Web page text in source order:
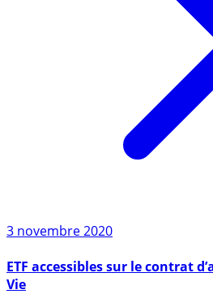
3 novembre 2020